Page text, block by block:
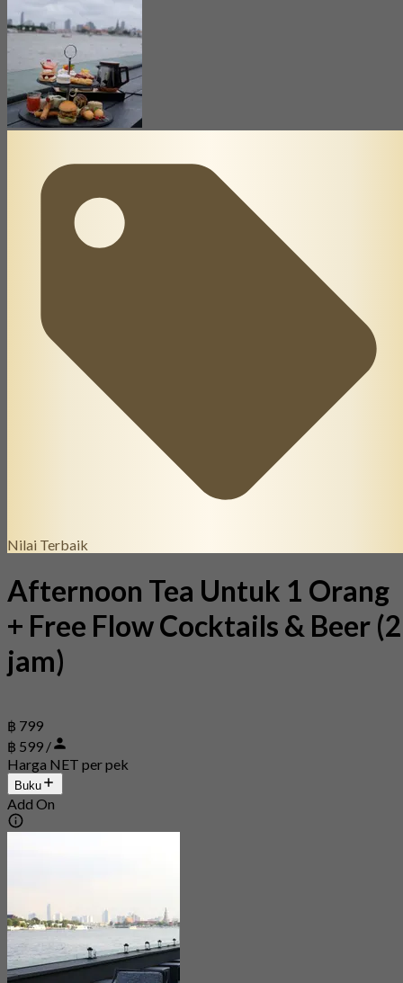
Nilai Terbaik
Afternoon Tea Untuk 1 Orang
+ Free Flow Cocktails & Beer (2
jam)
฿ 799
฿ 599 /
Harga NET per pek
Buku
Add On